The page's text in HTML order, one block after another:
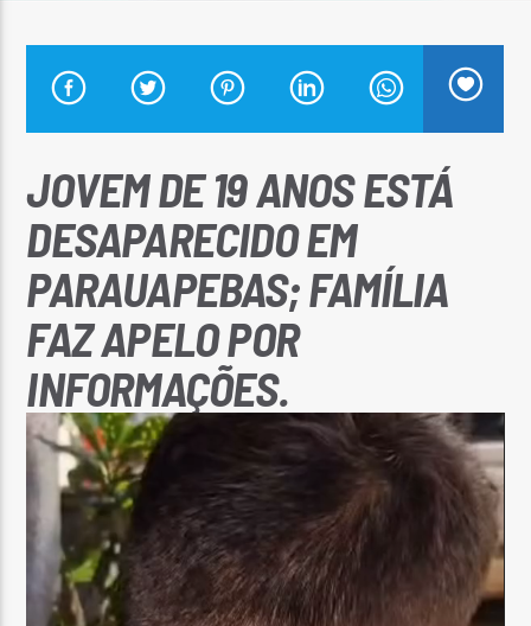
JOVEM DE 19 ANOS ESTÁ
DESAPARECIDO EM
PARAUAPEBAS; FAMÍLIA
FAZ APELO POR
INFORMAÇÕES.
Tocador
de
vídeo